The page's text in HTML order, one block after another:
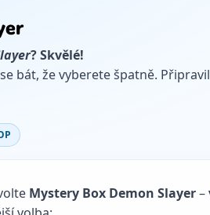
? Skvělé!
bát, že vyberete špatně.
Mystery Box Demon Slayer–